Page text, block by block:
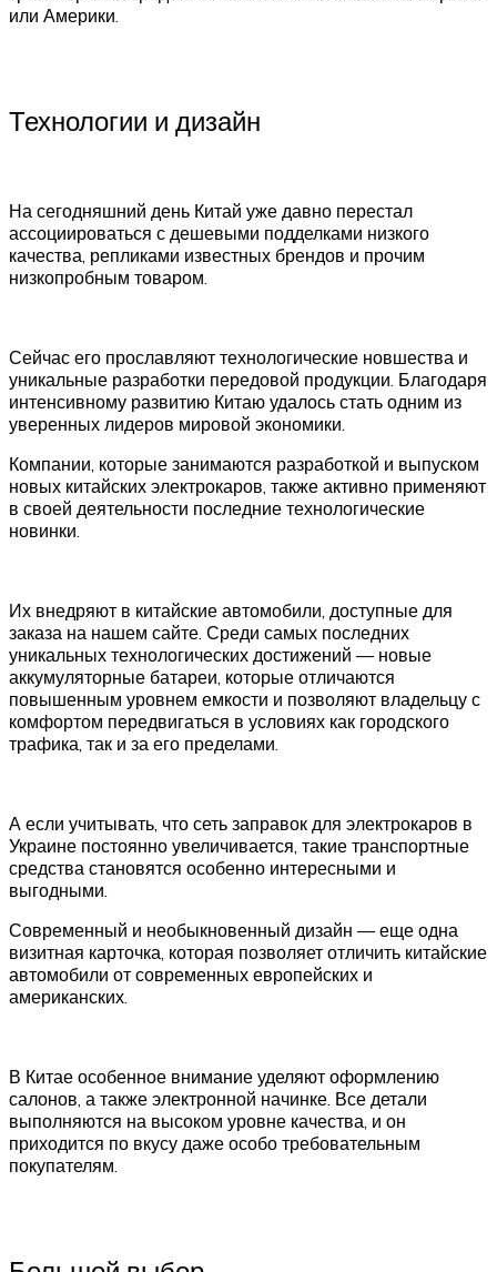
или Америки.
Технологии и дизайн
На сегодняшний день Китай уже давно перестал
ассоциироваться с дешевыми подделками низкого
качества, репликами известных брендов и прочим
низкопробным товаром.
Сейчас его прославляют технологические новшества и
уникальные разработки передовой продукции. Благодаря
интенсивному развитию Китаю удалось стать одним из
уверенных лидеров мировой экономики.
Компании, которые занимаются разработкой и выпуском
новых китайских электрокаров, также активно применяют
в своей деятельности последние технологические
новинки.
Их внедряют в китайские автомобили, доступные для
заказа на нашем сайте. Среди самых последних
уникальных технологических достижений — новые
аккумуляторные батареи, которые отличаются
повышенным уровнем емкости и позволяют владельцу с
комфортом передвигаться в условиях как городского
трафика, так и за его пределами.
А если учитывать, что сеть заправок для электрокаров в
Украине постоянно увеличивается, такие транспортные
средства становятся особенно интересными и
выгодными.
Современный и необыкновенный дизайн — еще одна
визитная карточка, которая позволяет отличить китайские
автомобили от современных европейских и
американских.
В Китае особенное внимание уделяют оформлению
салонов, а также электронной начинке. Все детали
выполняются на высоком уровне качества, и он
приходится по вкусу даже особо требовательным
покупателям.